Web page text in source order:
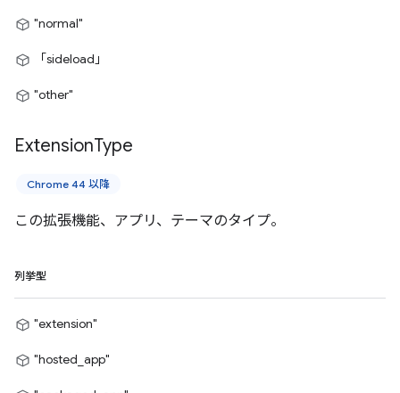
"normal"
「sideload」
"other"
ExtensionType
Chrome 44 以降
この拡張機能、アプリ、テーマのタイプ。
列挙型
"extension"
"hosted_app"